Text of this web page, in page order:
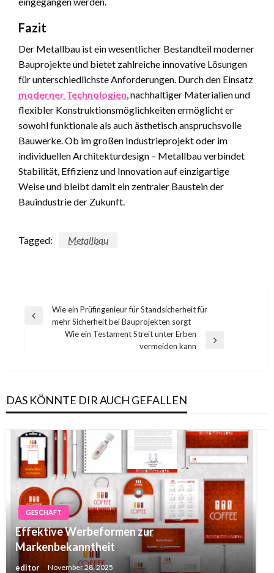
Fazit
Der Metallbau ist ein wesentlicher Bestandteil moderner
Bauprojekte und bietet zahlreiche innovative Lösungen
für unterschiedlichste Anforderungen. Durch den Einsatz
moderner Technologien , nachhaltiger Materialien und
flexibler Konstruktionsmöglichkeiten ermöglicht er
sowohl funktionale als auch ästhetisch anspruchsvolle
Bauwerke. Ob im großen Industrieprojekt oder im
individuellen Architekturdesign – Metallbau verbindet
Stabilität, Effizienz und Innovation auf einzigartige
Weise und bleibt damit ein zentraler Baustein der
Bauindustrie der Zukunft.
Tagged: Metallbau
Post
navigation
Previous
Wie ein Prüfingenieur für Standsicherheit für
mehr Sicherheit bei Bauprojekten sorgt
Wie ein Testament Streit unter Erben
vermeiden kann
DAS KÖNNTE DIR AUCH GEFALLEN
GESCHÄFT
Effektive Werbeformen zur
Markenbekanntheit
editor November 28, 2025